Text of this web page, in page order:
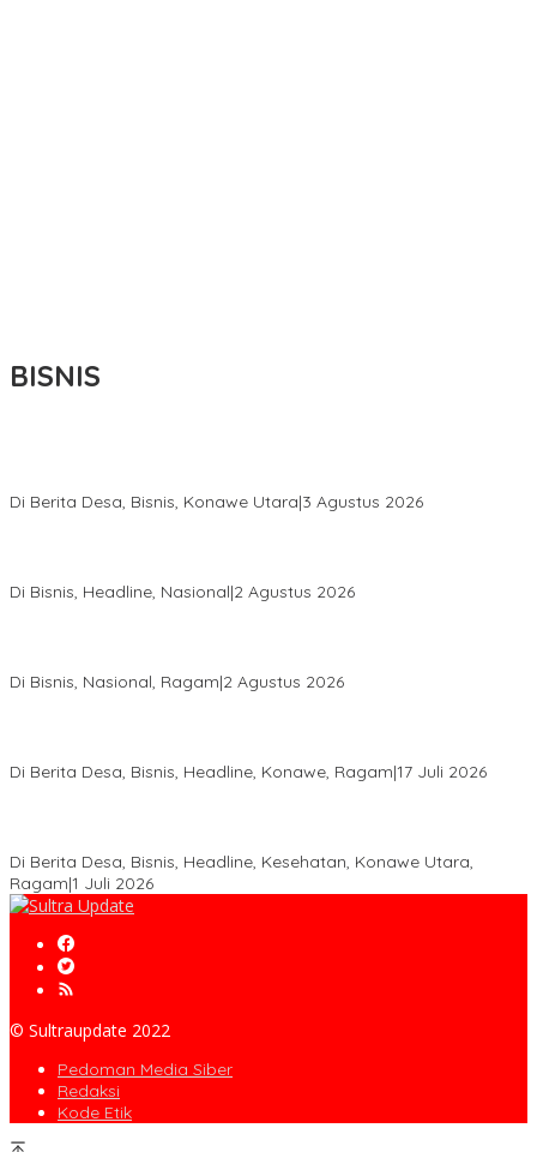
BISNIS
Di Berita Desa, Bisnis, Konawe Utara|3 Agustus 2026
Di Bisnis, Headline, Nasional|2 Agustus 2026
Di Bisnis, Nasional, Ragam|2 Agustus 2026
Di Berita Desa, Bisnis, Headline, Konawe, Ragam|17 Juli 2026
Di Berita Desa, Bisnis, Headline, Kesehatan, Konawe Utara,
Ragam|1 Juli 2026
© Sultraupdate 2022
Pedoman Media Siber
Redaksi
Kode Etik